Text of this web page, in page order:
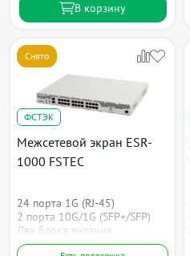
В корзину
Снято
ФСТЭК
Межсетевой экран ESR-
1000 FSTEC
24 порта 1G (RJ-45)
2 порта 10G/1G (SFP+/SFP)
Два блока питания